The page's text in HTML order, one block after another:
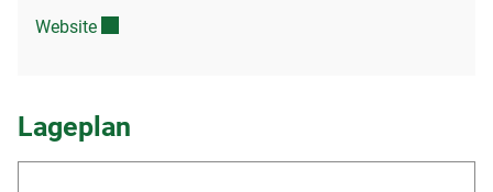
WebsiteExterner Link wird in einem neuen Fenster geöffnet.
Lageplan